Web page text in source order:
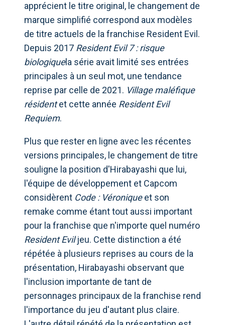
apprécient le titre original, le changement de
marque simplifié correspond aux modèles
de titre actuels de la franchise Resident Evil.
Depuis 2017 Resident Evil 7 : risque
biologiquela série avait limité ses entrées
principales à un seul mot, une tendance
reprise par celle de 2021. Village maléfique
résidentet cette année Resident Evil
Requiem.
Plus que rester en ligne avec les récentes
versions principales, le changement de titre
souligne la position d'Hirabayashi que lui,
l'équipe de développement et Capcom
considèrent Code : Véroniqueet son
remake comme étant tout aussi important
pour la franchise que n'importe quel numéro
Resident Eviljeu. Cette distinction a été
répétée à plusieurs reprises au cours de la
présentation, Hirabayashi observant que
l'inclusion importante de tant de
personnages principaux de la franchise rend
l'importance du jeu d'autant plus claire.